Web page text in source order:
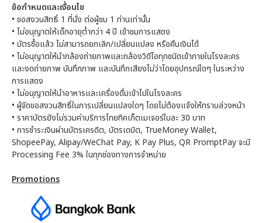
ข้อกำหนดและเงื่อนไข
• ขอสงวนสิทธิ์ 1 ที่นั่ง ต่อผู้ชม 1 ท่านเท่านั้น
• ไม่อนุญาตให้เด็กอายุต่ำกว่า 4 ปี เข้าชมการแสดง
• บัตรซื้อแล้ว ไม่สามารถยกเลิก/เปลี่ยนแปลง หรือคืนเงินได้
• ไม่อนุญาตให้นำกล้องถ่ายภาพและกล้องวิดีโอทุกชนิดเข้าภายในโรงละคร
และงดถ่ายภาพ บันทึกภาพ และบันทึกเสียงไม่ว่าโดยอุปกรณ์ใดๆ ในระหว่าง
การแสดง
• ไม่อนุญาตให้นำอาหารและเครื่องดื่มเข้าไปในโรงละคร
• ผู้จัดขอสงวนสิทธิ์ในการเปลี่ยนแปลงใดๆ โดยไม่ต้องแจ้งให้ทราบล่วงหน้า
• ราคาบัตรยังไม่รวมค่าบริการไทยทิคเก็ตเมเจอร์ใบละ 30 บาท
• การชำระเงินผ่านบัตรเครดิต, บัตรเดบิต, TrueMoney Wallet,
ShopeePay, Alipay/WeChat Pay, K Pay Plus, QR PromptPay จะมี
Processing Fee 3% ในทุกช่องทางการจำหน่าย
Promotions